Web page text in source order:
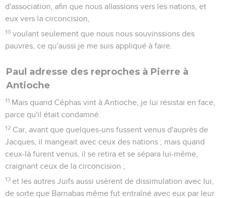
d'association, afin que nous allassions vers les nations, et
eux vers la circoncision,
10 voulant seulement que nous nous souvinssions des
pauvres, ce qu'aussi je me suis appliqué à faire.
Paul adresse des reproches à Pierre à
Antioche
11 Mais quand Céphas vint à Antioche, je lui résistai en face,
parce qu'il était condamné.
12 Car, avant que quelques-uns fussent venus d'auprès de
Jacques, il mangeait avec ceux des nations ; mais quand
ceux-là furent venus, il se retira et se sépara lui-même,
craignant ceux de la circoncision ;
13 et les autres Juifs aussi usèrent de dissimulation avec lui,
de sorte que Barnabas même fut entraîné avec eux par leur